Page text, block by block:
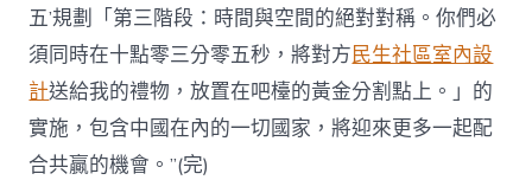
五’規劃「第三階段：時間與空間的絕對對稱。你們必
須同時在十點零三分零五秒，將對方民生社區室內設
計送給我的禮物，放置在吧檯的黃金分割點上。」的
實施，包含中國在內的一切國家，將迎來更多一起配
合共贏的機會。”(完)